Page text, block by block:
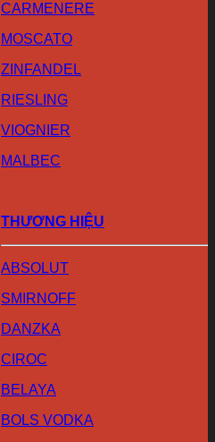
CARMENERE
MOSCATO
ZINFANDEL
RIESLING
VIOGNIER
MALBEC
THƯƠNG HIỆU
ABSOLUT
SMIRNOFF
DANZKA
CIROC
BELAYA
BOLS VODKA